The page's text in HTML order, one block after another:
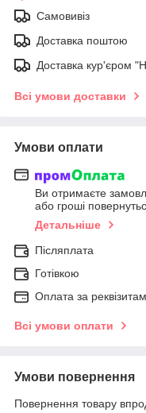
Самовивіз
Доставка поштою
Доставка кур'єром
Всі умови доставки
Умови оплати
Ви отримаєте
або гроші
Детальніше
Післяплата
Готівкою
Оплата за
Всі умови оплати
Умови повернення
Повернення товару